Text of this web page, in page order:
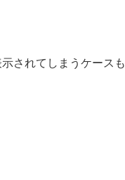
されてしまうケースも